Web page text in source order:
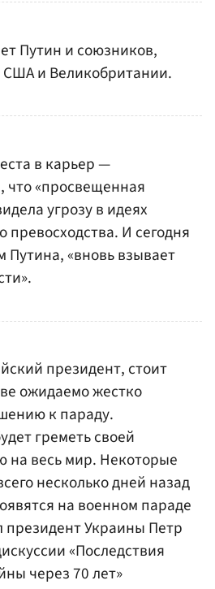
Путин и союзников,
США и Великобритании.
в карьер —
что «просвещенная
угрозу в идеях
И сегодня
Путина, «вновь взывает
президент, стоит
ожидаемо жестко
к параду.
греметь своей
на весь мир. Некоторые
несколько дней назад
на военном параде
президент Украины Петр
«Последствия
через 70 лет»